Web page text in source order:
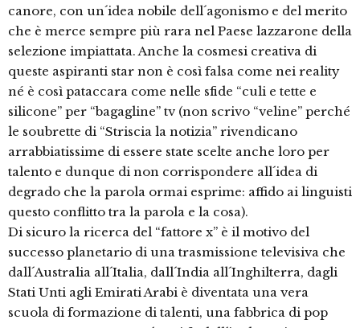
canore, con un´idea nobile dell´agonismo e del merito
che è merce sempre più rara nel Paese lazzarone della
selezione impiattata. Anche la cosmesi creativa di
queste aspiranti star non è così falsa come nei reality
né è così pataccara come nelle sfide “culi e tette e
silicone” per “bagagline” tv (non scrivo “veline” perché
le soubrette di “Striscia la notizia” rivendicano
arrabbiatissime di essere state scelte anche loro per
talento e dunque di non corrispondere all´idea di
degrado che la parola ormai esprime: affido ai linguisti
questo conflitto tra la parola e la cosa).
Di sicuro la ricerca del “fattore x” è il motivo del
successo planetario di una trasmissione televisiva che
dall´Australia all´Italia, dall´India all´Inghilterra, dagli
Stati Unti agli Emirati Arabi è diventata una vera
scuola di formazione di talenti, una fabbrica di pop